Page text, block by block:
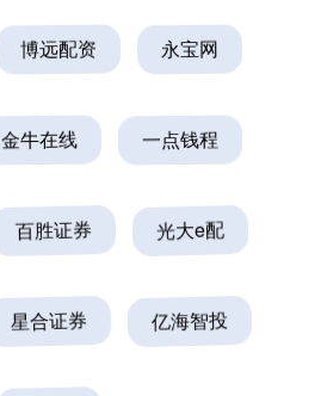
博远配资 永宝网
金牛在线 一点钱程
百胜证券 光大e配
星合证券 亿海智投